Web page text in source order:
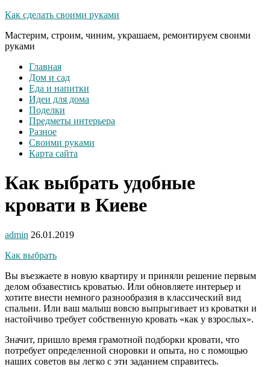
Как сделать своими руками
Мастерим, строим, чиним, украшаем, ремонтируем своими
руками
Главная
Дом и сад
Еда и напитки
Идеи для дома
Поделки
Предметы интерьера
Разное
Своими руками
Карта сайта
Как выбрать удобные
кровати в Киеве
admin 26.01.2019
Как выбрать
Вы въезжаете в новую квартиру и приняли решение первым
делом обзавестись кроватью. Или обновляете интерьер и
хотите внести немного разнообразия в классический вид
спальни. Или ваш малыш вовсю выпрыгивает из кроватки и
настойчиво требует собственную кровать «как у взрослых».
Значит, пришло время грамотной подборки кровати, что
потребует определенной сноровки и опыта, но с помощью
наших советов вы легко с эти заданием справитесь.